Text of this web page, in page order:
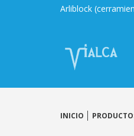
Arliblock
INICIO